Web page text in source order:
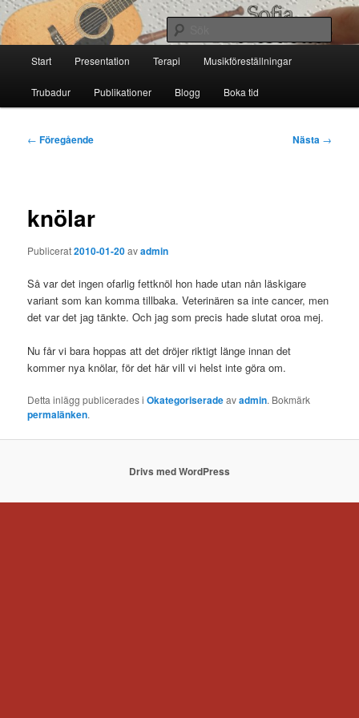
Hoppa
till
primärt
innehållSofia Thoresdotter
Start Presentation Terapi Musikföreställningar
Trubadur Publikationer Blogg Boka tid
Inläggsnavigering
← Föregående Nästa →
knölar
Publicerat2010-01-20avadmin
Så var det ingen ofarlig fettknöl hon hade utan nån läskigare
variant som kan komma tillbaka. Veterinären sa inte cancer, men
det var det jag tänkte. Och jag som precis hade slutat oroa mej.
Nu får vi bara hoppas att det dröjer riktigt länge innan det
kommer nya knölar, för det här vill vi helst inte göra om.
Detta inlägg publicerades iOkategoriseradeavadmin. Bokmärk
permalänken.
Drivs med WordPress